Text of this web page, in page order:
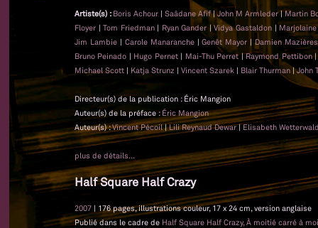
Artiste(s) : Boris Achour | Saâdane Afif|John M Armleder|Martin
Floyer |Tom Friedman| Ryan Gander |Vidya Gastaldon |Marjolaine
Jim Lambie| Carole Manaranche|Genêt Mayor |Damien Mazières
Bruno Peinado | Hugo Pernet| Mai-Thu Perret|Raymond Pettibon
Michael Scott | Katja Strunz | Vincent Szarek | Blair Thurman |John
Directeur(s) de la publication : Éric Mangion
Auteur(s) de la préface : Éric Mangion
Auteur(s) :Vincent Pécoil|Lili Reynaud Dewar|Elisabeth
plus de détails...
Half Square Half Crazy
2007 | 176 pages, illustrations couleur, 17 x 24 cm, version anglaise
Publié dans le cadre de Half Square Half Crazy, À moitié carré à